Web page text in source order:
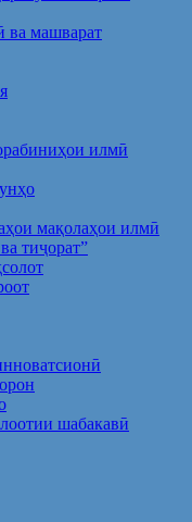
ва машварат
илмӣ
мақолаҳои илмӣ
тиҷорат”
шабакавӣ